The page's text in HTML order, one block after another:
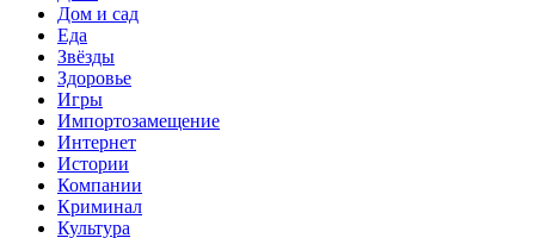
Дом и сад
Еда
Звёзды
Здоровье
Игры
Импортозамещение
Интернет
Истории
Компании
Криминал
Культура